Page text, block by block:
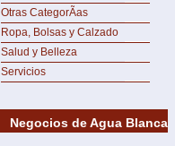
Otras CategorÃ­as
Ropa, Bolsas y Calzado
Salud y Belleza
Servicios
Negocios de Agua Blanca